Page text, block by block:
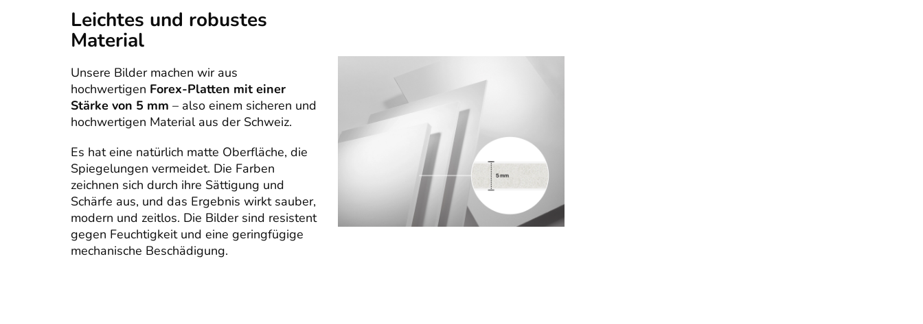
Leichtes und robustes
Material
Unsere Bilder machen wir aus
hochwertigen Forex-Platten mit einer
Stärke von 5 mm – also einem sicheren und
hochwertigen Material aus der Schweiz.
Es hat eine natürlich matte Oberfläche, die
Spiegelungen vermeidet. Die Farben
zeichnen sich durch ihre Sättigung und
Schärfe aus, und das Ergebnis wirkt sauber,
modern und zeitlos. Die Bilder sind resistent
gegen Feuchtigkeit und eine geringfügige
mechanische Beschädigung.